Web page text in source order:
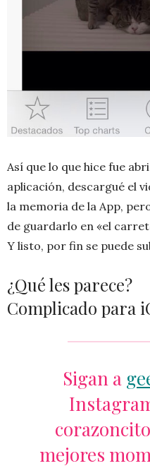
Así que lo que hice fue
aplicación, descargué el
la memoria de la App,
de guardarlo en «el
Y listo, por fin se puede
¿Qué les parece?
Complicado para
Sigan a
mejores